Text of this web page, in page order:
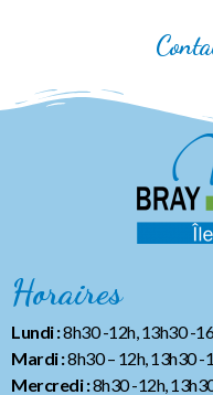
Horaires
Lundi :8h30 -12h, 13h30 -
Mardi :8h30 – 12h, 13h30 -
Mercredi :8h30 -12h,